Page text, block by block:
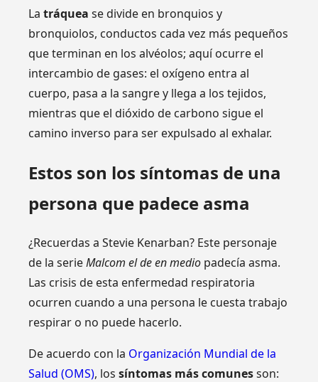
Latráquea se divide en bronquios y
bronquiolos, conductos cada vez más pequeños
que terminan en los alvéolos; aquí ocurre el
intercambio de gases: el oxígeno entra al
cuerpo, pasa a la sangre y llega a los tejidos,
mientras que el dióxido de carbono sigue el
camino inverso para ser expulsado al exhalar.
Estos son los síntomas de una
persona que padece asma
¿Recuerdas a Stevie Kenarban? Este personaje
de la serieMalcom el de en medio padecía asma.
Las crisis de esta enfermedad respiratoria
ocurren cuando a una persona le cuesta trabajo
respirar o no puede hacerlo.
De acuerdo con la Organización Mundial de la
Salud (OMS), lossíntomas más comunesson: